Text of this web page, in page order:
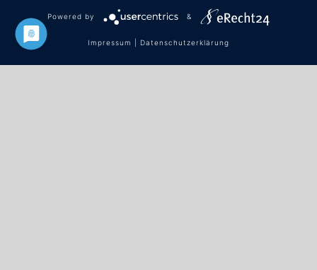
info(at)conres.de·+49 561 / 40 08 59 60
Powered by &
Impressum Datenschutzerklärung